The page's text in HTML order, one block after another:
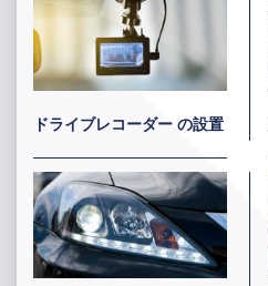
ドライブレコーダー の設置